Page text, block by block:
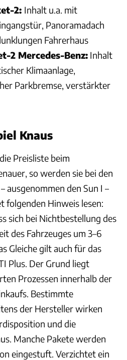
2: Inhalt u.a. mit
Panoramadach
Fahrerhaus
2 Mercedes-Benz: Inhalt
Klimaanlage,
Parkbremse, verstärkter
Knaus
Preisliste beim
so werden sie bei den
ausgenommen den Sun I –
folgenden Hinweis lesen:
sich bei Nichtbestellung des
des Fahrzeuges um 3–6
Gleiche gilt auch für das
Plus. Der Grund liegt
Prozessen innerhalb der
Bestimmte
der Hersteller wirken
und die
Manche Pakete werden
eingestuft. Verzichtet ein